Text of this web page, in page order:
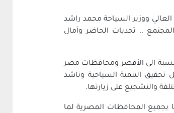
العالي ووزير السياحة محمد راشد
.. تحديات الحاضر وآمال
الى الأقصر ومحافظات مصر
تحقيق التنمية السياحية وناشد
والتشجيع على زيارتها.
بجميع المحافظات المصرية لما